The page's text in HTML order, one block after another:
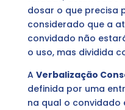
dosar o que precisa
considerado que a
convidado não
o uso, mas dividida
A Verbalização
definida por uma
na qual o convidado